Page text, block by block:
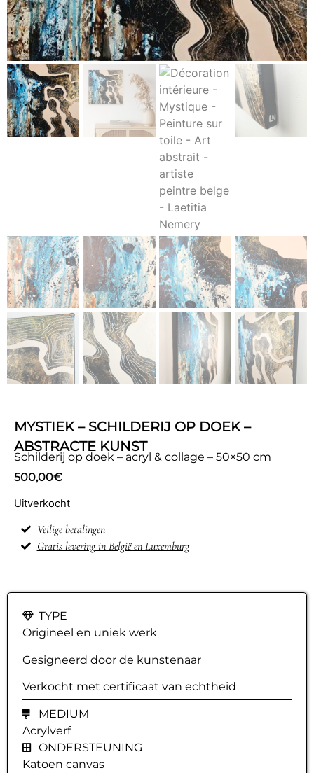
MYSTIEK – SCHILDERIJ OP DOEK –
ABSTRACTE KUNST
Schilderij op doek – acryl & collage – 50×50 cm
500,00€
Uitverkocht
Veilige betalingen
Gratis levering in België en Luxemburg
TYPE
Origineel en uniek werk
Gesigneerd door de kunstenaar
Verkocht met certificaat van echtheid
MEDIUM
Acrylverf
ONDERSTEUNING
Katoen canvas